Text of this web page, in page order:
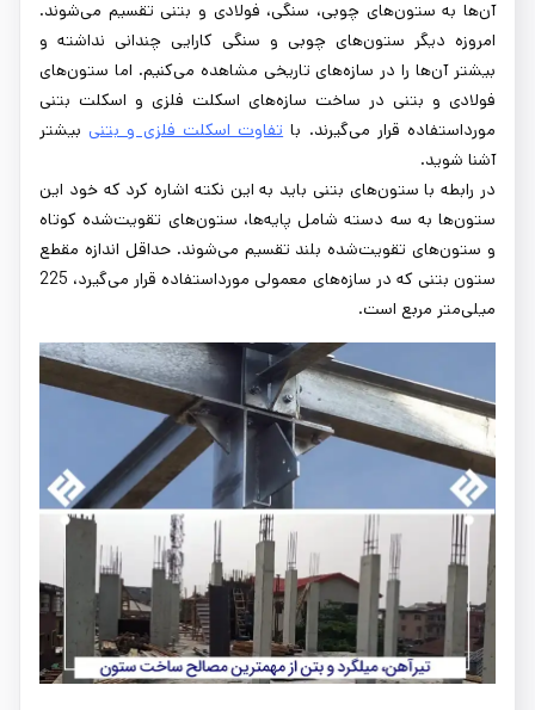
آن‌ها به ستون‌های چوبی، سنگی، فولادی و بتنی تقسیم می‌شوند.
امروزه دیگر ستون‌های چوبی و سنگی کارایی چندانی نداشته و
بیشتر آن‌ها را در سازه‌های تاریخی مشاهده می‌کنیم. اما ستون‌های
فولادی و بتنی در ساخت سازه‌های اسکلت فلزی و اسکلت بتنی
مورداستفاده قرار می‌گیرند. باتفاوت اسکلت فلزی و بتنی بیشتر
آشنا شوید.
در رابطه با ستون‌های بتنی باید به این نکته اشاره کرد که خود این
ستون‌ها به سه دسته شامل پایه‌ها، ستون‌های تقویت‌شده کوتاه
و ستون‌های تقویت‌شده بلند تقسیم می‌شوند. حداقل اندازه مقطع
ستون بتنی که در سازه‌های معمولی مورداستفاده قرار می‌گیرد، 225
میلی‌متر مربع است.